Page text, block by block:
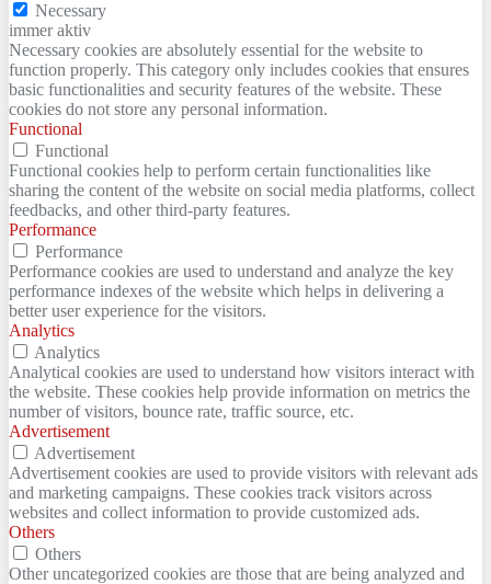
Necessary
immer aktiv
Necessary cookies are absolutely essential for the website to
function properly. This category only includes cookies that ensures
basic functionalities and security features of the website. These
cookies do not store any personal information.
Functional
Functional
Functional cookies help to perform certain functionalities like
sharing the content of the website on social media platforms, collect
feedbacks, and other third-party features.
Performance
Performance
Performance cookies are used to understand and analyze the key
performance indexes of the website which helps in delivering a
better user experience for the visitors.
Analytics
Analytics
Analytical cookies are used to understand how visitors interact with
the website. These cookies help provide information on metrics the
number of visitors, bounce rate, traffic source, etc.
Advertisement
Advertisement
Advertisement cookies are used to provide visitors with relevant ads
and marketing campaigns. These cookies track visitors across
websites and collect information to provide customized ads.
Others
Others
Other uncategorized cookies are those that are being analyzed and